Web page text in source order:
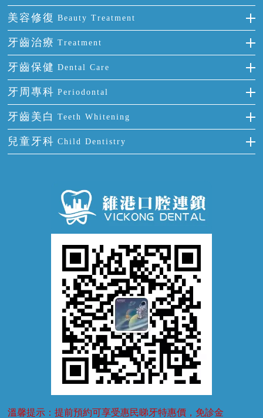
單顆牙缺失
門牙缺失
多顆牙缺失
半口缺失
全口缺失
隱形箍牙
前牙反頜
牙齒擁擠
牙齒前突
牙齒稀疏
美容修復 Beauty Treatment
全瓷牙
烤瓷牙
氟斑牙
四環素牙
活動假牙
牙貼面
牙齒治療 Treatment
補牙
智齒
根管治療
拔牙
牙痛
牙齒保健 Dental Care
正確刷牙
全國愛牙日
預防牙病
牙科通識
牙周專科 Periodontal
牙周炎
牙齦出血
牙齦炎
牙齦萎縮
牙齒美白 Teeth Whitening
冷光美白
兒童牙科 Child Dentistry
溫馨提示：提前預約可享受惠民睇牙特惠價，免診金